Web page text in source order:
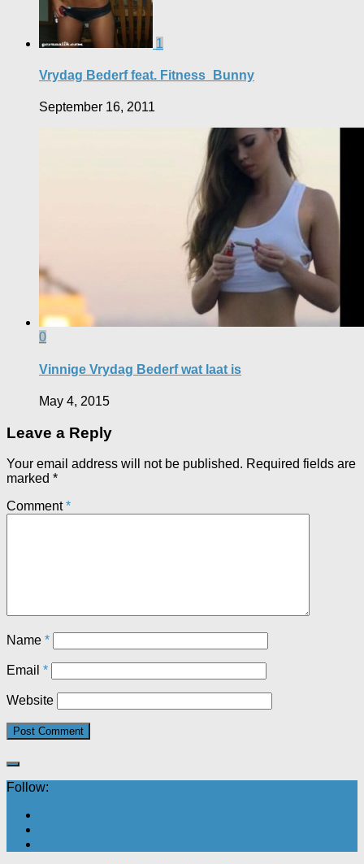
1
Vrydag Bederf feat. Fitness_Bunny
September 16, 2011
0
Vinnige Vrydag Bederf wat laat is
May 4, 2015
Leave a Reply
Your email address will not be published. Required fields are
marked *
Comment*
Name *
Email *
Website
Follow: